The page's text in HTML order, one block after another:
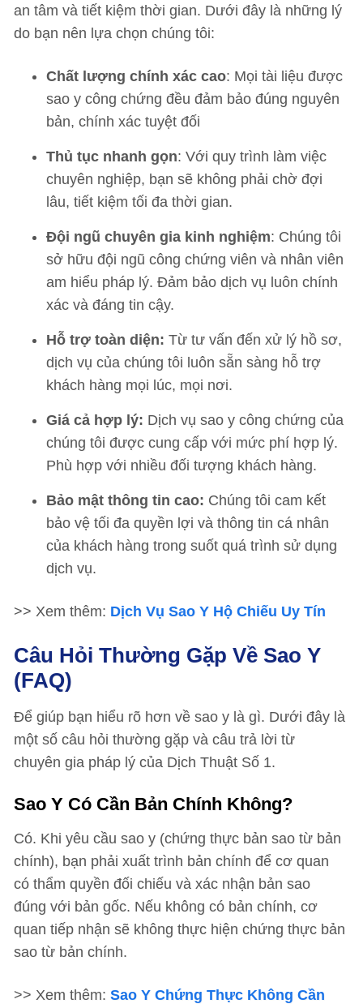
an tâm và tiết kiệm thời gian. Dưới đây là những lý
do bạn nên lựa chọn chúng tôi:
Chất lượng chính xác cao: Mọi tài liệu được
sao y công chứng đều đảm bảo đúng nguyên
bản, chính xác tuyệt đối
Thủ tục nhanh gọn: Với quy trình làm việc
chuyên nghiệp, bạn sẽ không phải chờ đợi
lâu, tiết kiệm tối đa thời gian.
Đội ngũ chuyên gia kinh nghiệm: Chúng tôi
sở hữu đội ngũ công chứng viên và nhân viên
am hiểu pháp lý. Đảm bảo dịch vụ luôn chính
xác và đáng tin cậy.
Hỗ trợ toàn diện: Từ tư vấn đến xử lý hồ sơ,
dịch vụ của chúng tôi luôn sẵn sàng hỗ trợ
khách hàng mọi lúc, mọi nơi.
Giá cả hợp lý: Dịch vụ sao y công chứng của
chúng tôi được cung cấp với mức phí hợp lý.
Phù hợp với nhiều đối tượng khách hàng.
Bảo mật thông tin cao: Chúng tôi cam kết
bảo vệ tối đa quyền lợi và thông tin cá nhân
của khách hàng trong suốt quá trình sử dụng
dịch vụ.
>> Xem thêm: Dịch Vụ Sao Y Hộ Chiếu Uy Tín
Câu Hỏi Thường Gặp Về Sao Y
(FAQ)
Để giúp bạn hiểu rõ hơn về sao y là gì. Dưới đây là
một số câu hỏi thường gặp và câu trả lời từ
chuyên gia pháp lý của Dịch Thuật Số 1.
Sao Y Có Cần Bản Chính Không?
Có. Khi yêu cầu sao y (chứng thực bản sao từ bản
chính), bạn phải xuất trình bản chính để cơ quan
có thẩm quyền đối chiếu và xác nhận bản sao
đúng với bản gốc. Nếu không có bản chính, cơ
quan tiếp nhận sẽ không thực hiện chứng thực bản
sao từ bản chính.
>> Xem thêm: Sao Y Chứng Thực Không Cần